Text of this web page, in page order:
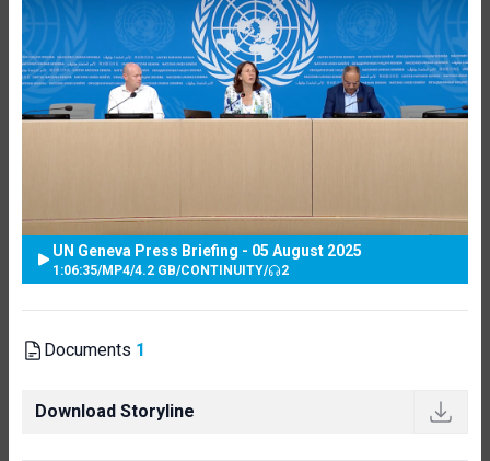
UN Geneva Press Briefing - 05 August 2025
1:06:35/MP4/4.2 GB/CONTINUITY/ 2
Documents 1
Download Storyline